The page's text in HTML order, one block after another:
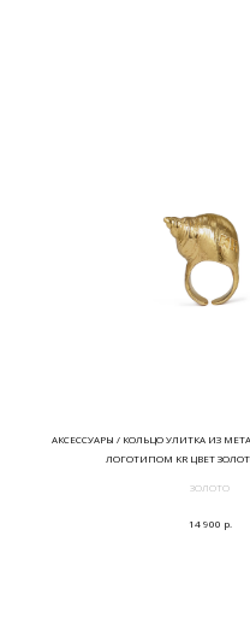
АКСЕССУАРЫ / КОЛЬЦО УЛИТКА ИЗ
ЛОГОТИПОМ KR ЦВЕТ
ЗОЛОТО
14 900 р.